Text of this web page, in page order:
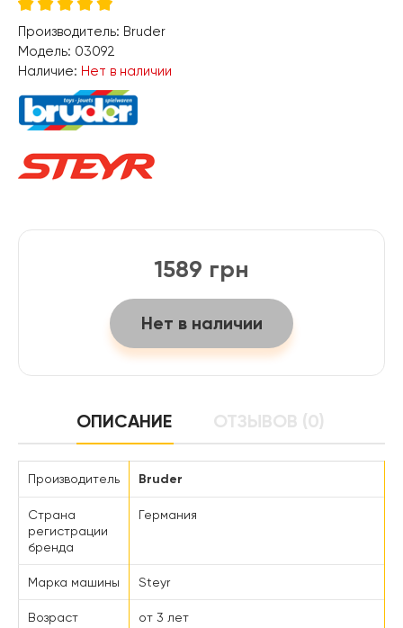
Производитель: Bruder
Модель: 03092
Наличие: Нет в наличии
1589 грн
Нет в наличии
ОПИСАНИЕ ОТЗЫВОВ (0)
Производитель Bruder
Страна
регистрации
бренда
Германия
Марка машины Steyr
Возраст от 3 лет